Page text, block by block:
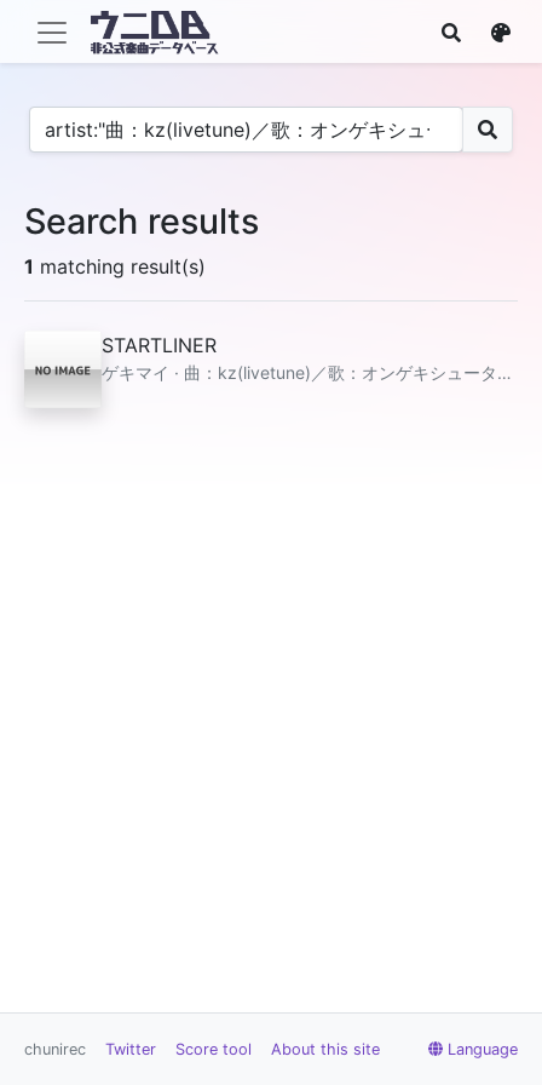
Search results
1 matching result(s)
STARTLINER
ゲキマイ · 曲：kz(livetune)／歌：オンゲキシューターズ
chunirec Twitter Score tool About this site Language